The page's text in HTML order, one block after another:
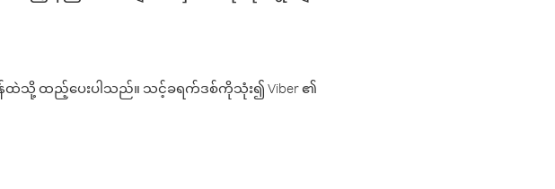
သို့ ထည့်ပေးပါသည်။ သင့်ခရက်ဒစ်ကိုသုံး၍ Viber ၏